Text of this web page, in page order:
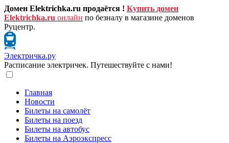
Домен Elektrichka.ru продаётся ! Купить домен
Elektrichka.ru онлайн по безналу в магазине доменов
Руцентр.
Электричка.ру
Расписание электричек. Путешествуйте с нами!
Главная
Новости
Билеты на самолёт
Билеты на поезд
Билеты на автобус
Билеты на Аэроэкспресс